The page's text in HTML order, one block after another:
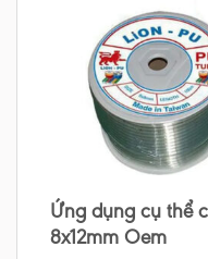
Ứng dụng cụ thể
8x12mm Oem